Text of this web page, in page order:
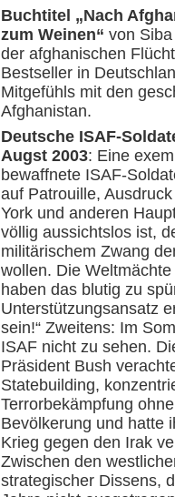
Buchtitel „Nach
zum Weinen“ von
der afghanischen
Bestseller in
Mitgefühls mit den
Afghanistan.
Deutsche ISAF-
Augst 2003: Eine
bewaffnete ISAF-
auf Patrouille,
York und anderen
völlig aussichtslos ist,
militärischem Zwang
wollen. Die
haben das blutig zu
Unterstützungsansatz
sein!“ Zweitens: Im
ISAF nicht zu sehen.
Präsident Bush
Statebuilding,
Terrorbekämpfung
Bevölkerung und hatte
Krieg gegen den Irak
Zwischen den
strategischer Dissens,